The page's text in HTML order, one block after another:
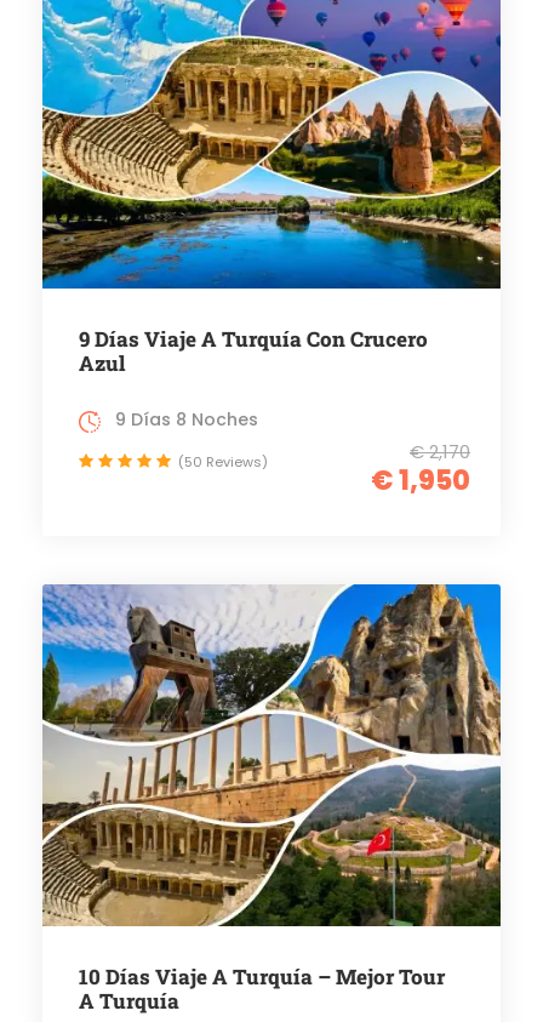
9 Días Viaje A Turquía Con Crucero
Azul
€ 2,170
€ 1,950
9 Días 8 Noches
(50 Reviews)
10 Días Viaje A Turquía – Mejor Tour
A Turquía